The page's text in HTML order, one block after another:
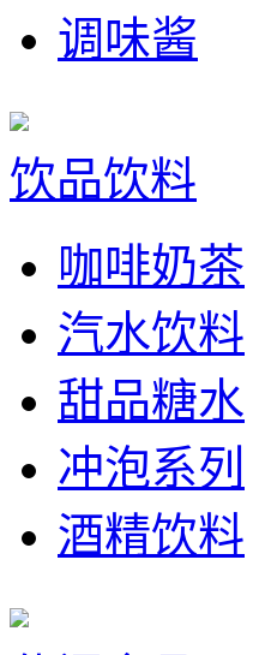
调味酱
饮品饮料
咖啡奶茶
汽水饮料
甜品糖水
冲泡系列
酒精饮料